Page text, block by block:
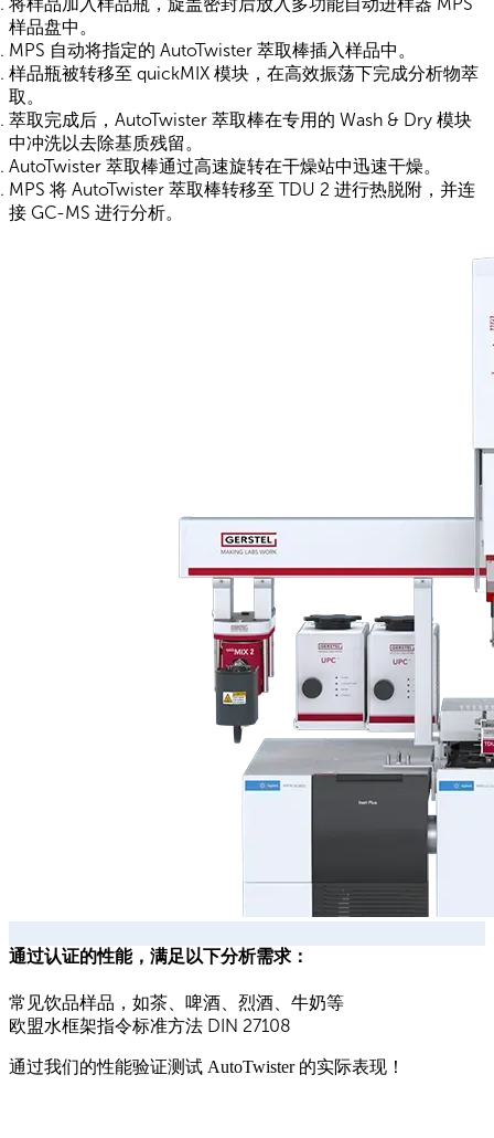
将样品加入样品瓶，旋盖密封后放入多功能自动进样器 MPS
样品盘中。
MPS 自动将指定的 AutoTwister 萃取棒插入样品中。
样品瓶被转移至 quickMIX 模块，在高效振荡下完成分析物萃
取。
萃取完成后，AutoTwister 萃取棒在专用的 Wash & Dry 模块
中冲洗以去除基质残留。
AutoTwister 萃取棒通过高速旋转在干燥站中迅速干燥。
MPS 将 AutoTwister 萃取棒转移至 TDU 2 进行热脱附，并连
接 GC-MS 进行分析。
通过认证的性能，满足以下分析需求：
常见饮品样品，如茶、啤酒、烈酒、牛奶等
欧盟水框架指令标准方法 DIN 27108
通过我们的性能验证测试 AutoTwister 的实际表现！